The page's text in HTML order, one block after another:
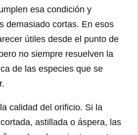
esa condición y
demasiado cortas. En esos
útiles desde el punto de
no siempre resuelven la
de las especies que se
calidad del orificio. Si la
astillada o áspera, las